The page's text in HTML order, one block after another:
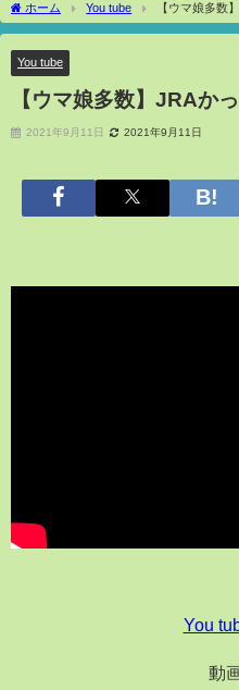
ホーム You tube 【ウマ娘多数
You tube
【ウマ娘多数】JRAか
2021年9月11日 2021年9月11日
You
動